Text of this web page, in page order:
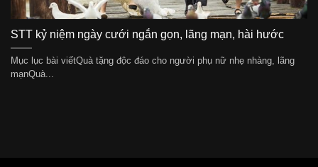
STT kỷ niệm ngày cưới ngắn gọn, lãng mạn, hài hước
Mục lục bài viếtQuà tặng độc đáo cho người phụ nữ nhẹ nhàng, lãng
mạnQuà...